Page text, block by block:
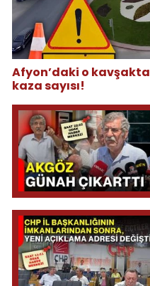
Afyon’daki o
kaza sayısı!